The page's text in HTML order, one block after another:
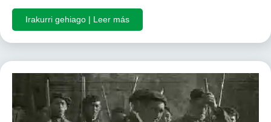
Irakurri gehiago | Leer más